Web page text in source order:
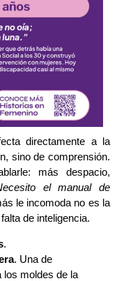
directamente a la
sino de comprensión.
más despacio,
el manual de
le incomoda no es la
de inteligencia.
.
. Una de
los moldes de la